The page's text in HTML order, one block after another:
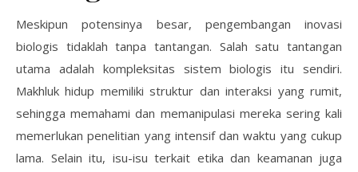
Meskipun potensinya besar, pengembangan inovasi
biologis tidaklah tanpa tantangan. Salah satu tantangan
utama adalah kompleksitas sistem biologis itu sendiri.
Makhluk hidup memiliki struktur dan interaksi yang rumit,
sehingga memahami dan memanipulasi mereka sering kali
memerlukan penelitian yang intensif dan waktu yang cukup
lama. Selain itu, isu-isu terkait etika dan keamanan juga